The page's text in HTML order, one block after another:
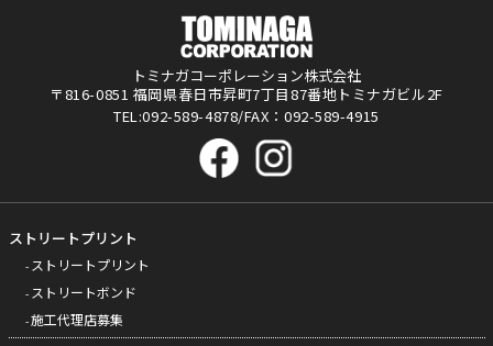
トミナガコーポレーション株式会社
〒816-0851 福岡県春日市昇町7丁目87番地トミナガビル2F
TEL:092-589-4878/FAX：092-589-4915
ストリートプリント
ストリートプリント
ストリートボンド
施工代理店募集